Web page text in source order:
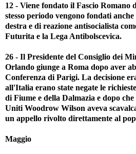
12 - Viene fondato il Fascio Romano
stesso periodo vengono fondati
destra e di reazione antisocialista
Futurita e la Lega Antibolscevica.
26 - Il Presidente del Consiglio dei
Orlando giunge a Roma dopo aver
Conferenza di Parigi. La decisione
all'Italia erano state negate le
di Fiume e della Dalmazia e dopo
Uniti Woodrow Wilson aveva
un appello rivolto direttamente al
Maggio